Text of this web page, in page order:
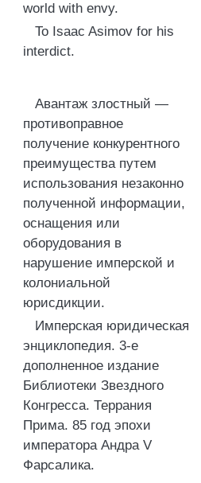
world with envy.
To Isaac Asimov for his
interdict.
Авантаж злостный —
противоправное
получение конкурентного
преимущества путем
использования незаконно
полученной информации,
оснащения или
оборудования в
нарушение имперской и
колониальной
юрисдикции.
Имперская юридическая
энциклопедия. 3-е
дополненное издание
Библиотеки Звездного
Конгресса. Террания
Прима. 85 год эпохи
императора Андра V
Фарсалика.